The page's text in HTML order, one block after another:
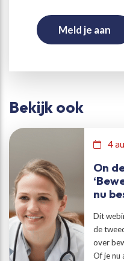
Meld je aan
Bekijk ook
4
On
nu
Dit
de
over
Of je nu